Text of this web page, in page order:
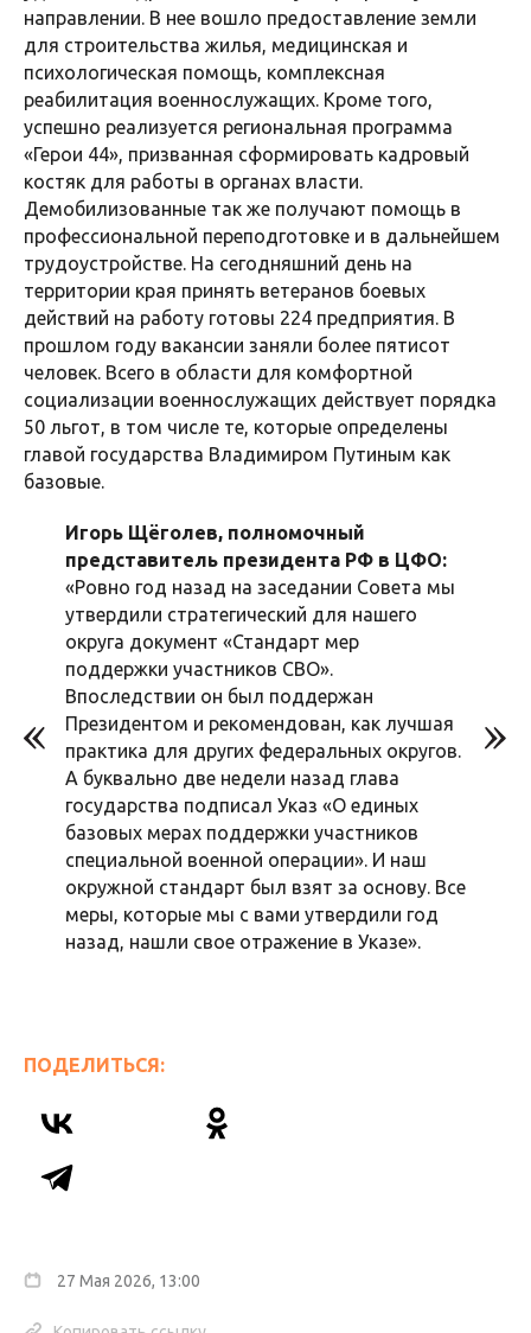
направлении. В нее вошло предоставление земли
для строительства жилья, медицинская и
психологическая помощь, комплексная
реабилитация военнослужащих. Кроме того,
успешно реализуется региональная программа
«Герои 44», призванная сформировать кадровый
костяк для работы в органах власти.
Демобилизованные так же получают помощь в
профессиональной переподготовке и в дальнейшем
трудоустройстве. На сегодняшний день на
территории края принять ветеранов боевых
действий на работу готовы 224 предприятия. В
прошлом году вакансии заняли более пятисот
человек. Всего в области для комфортной
социализации военнослужащих действует порядка
50 льгот, в том числе те, которые определены
главой государства Владимиром Путиным как
базовые.
Игорь Щёголев, полномочный
представитель президента РФ в ЦФО:
«Ровно год назад на заседании Совета мы
утвердили стратегический для нашего
округа документ «Стандарт мер
поддержки участников СВО».
Впоследствии он был поддержан
Президентом и рекомендован, как лучшая
практика для других федеральных округов.
А буквально две недели назад глава
государства подписал Указ «О единых
базовых мерах поддержки участников
специальной военной операции». И наш
окружной стандарт был взят за основу. Все
меры, которые мы с вами утвердили год
назад, нашли свое отражение в Указе».
ПОДЕЛИТЬСЯ:
27 Мая 2026, 13:00